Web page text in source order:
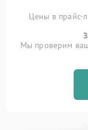
Цены в прайс-
Мы проверим